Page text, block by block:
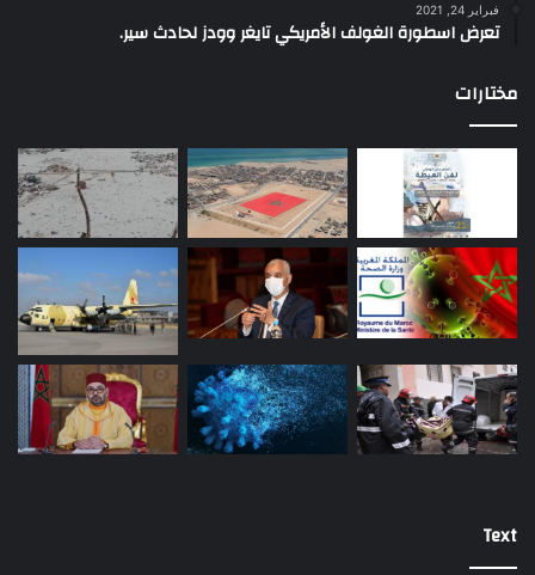
فبراير 24, 2021
تعرض اسطورة الغولف الأمريكي تايغر وودز لحادث سير.
مختارات
Text